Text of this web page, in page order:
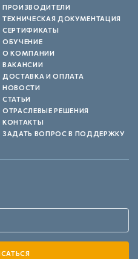
ПРОИЗВОДИТЕЛИ
ТЕХНИЧЕСКАЯ ДОКУМЕНТАЦИЯ
СЕРТИФИКАТЫ
ОБУЧЕНИЕ
О КОМПАНИИ
ВАКАНСИИ
ДОСТАВКА И ОПЛАТА
НОВОСТИ
СТАТЬИ
ОТРАСЛЕВЫЕ РЕШЕНИЯ
КОНТАКТЫ
ЗАДАТЬ ВОПРОС В ПОДДЕРЖКУ